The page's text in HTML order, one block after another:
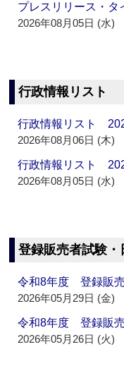
プレスリリース・
2026年08月05日 (水)
行政情報リスト
行政情報リスト
2026年08月06日 (木)
行政情報リスト
2026年08月05日 (水)
登録販売者試験・
令和8年度 登録販
2026年05月29日 (金)
令和8年度 登録販
2026年05月26日 (火)